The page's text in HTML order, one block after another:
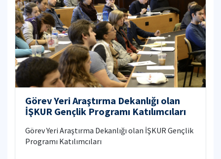
Görev Yeri Araştırma Dekanlığı olan
İŞKUR Gençlik Programı Katılımcıları
Görev Yeri Araştırma Dekanlığı olan İŞKUR Gençlik
Programı Katılımcıları